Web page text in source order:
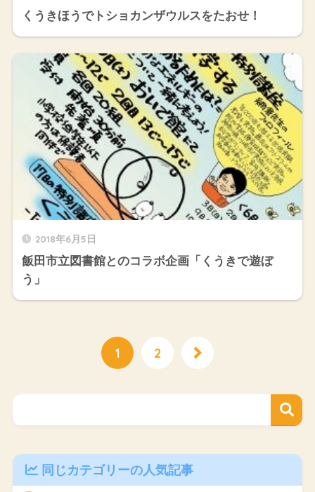
くうきほうでトショカンザウルスをたおせ！
2018年6月5日
飯田市立図書館とのコラボ企画「くうきで遊ぼ
う」
1 2
同じカテゴリーの人気記事